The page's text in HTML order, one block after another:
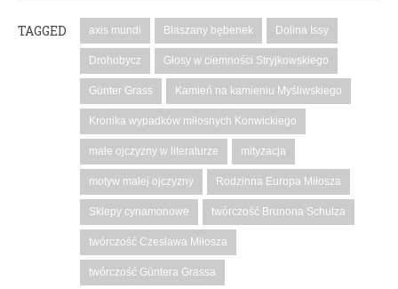
TAGGED axis mundi Blaszany bębenek Dolina Issy
Drohobycz Głosy w ciemności Stryjkowskiego
Günter Grass Kamień na kamieniu Myśliwskiego
Kronika wypadków miłosnych Konwickiego
małe ojczyzny w literaturze mityzacja
motyw małej ojczyzny Rodzinna Europa Miłosza
Sklepy cynamonowe twórczość Brunona Schulza
twórczość Czesława Miłosza
twórczość Güntera Grassa